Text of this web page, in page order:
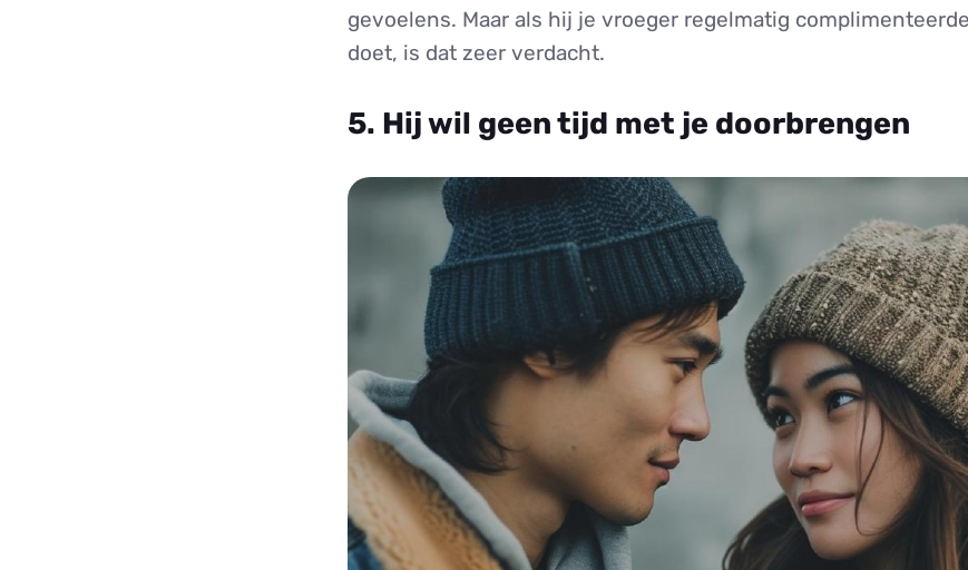
gevoelens. Maar als hij je vroeger regelmatig
doet, is dat zeer verdacht.
5. Hij wil geen tijd met je doorbrengen